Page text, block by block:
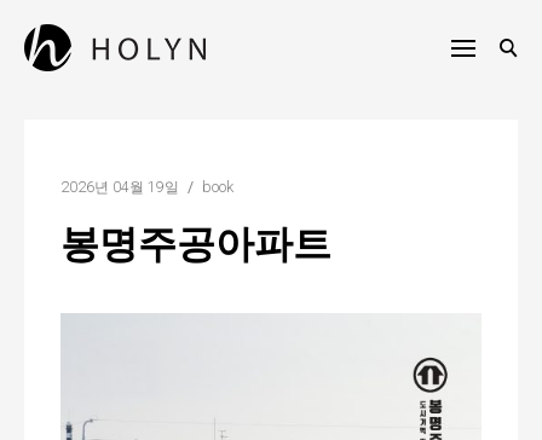
content
2026년 04월 19일 book
봉명주공아파트